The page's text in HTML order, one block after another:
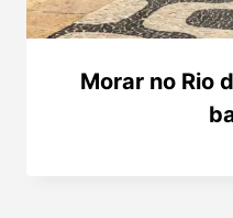
Morar no Rio